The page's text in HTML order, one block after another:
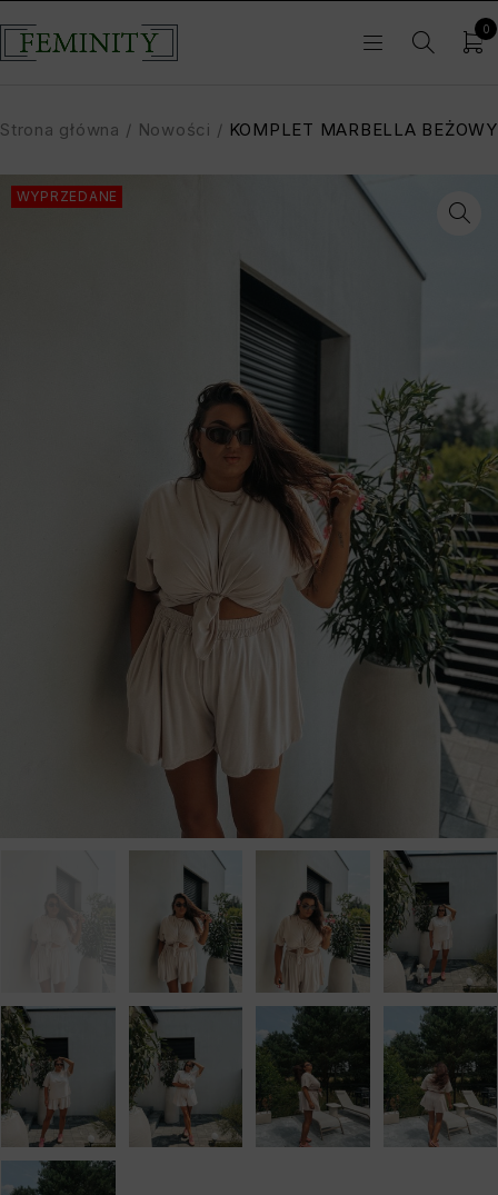
0
Strona główna / Nowości / KOMPLET MARBELLA BEŻOWY
WYPRZEDANE